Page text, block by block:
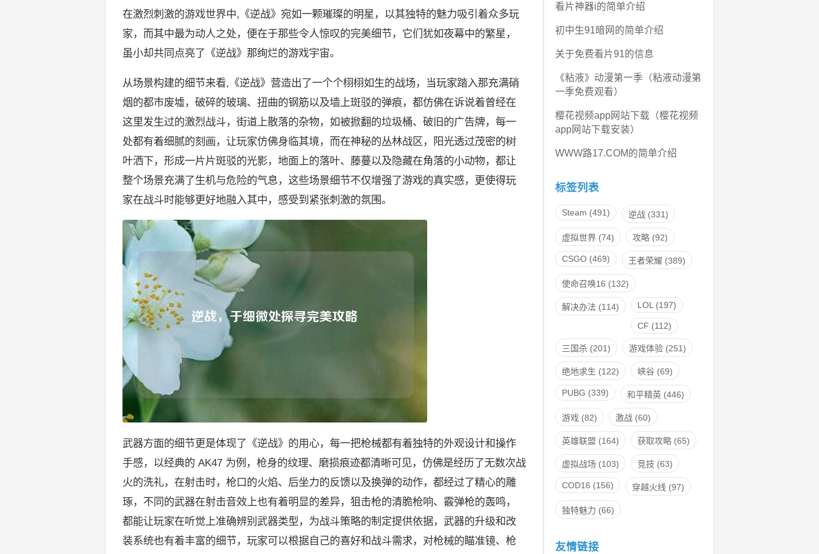
在激烈刺激的游戏世界中,《逆战》宛如一颗璀璨的明星，以其独特的魅力吸引着众多玩
家，而其中最为动人之处，便在于那些令人惊叹的完美细节，它们犹如夜幕中的繁星，
虽小却共同点亮了《逆战》那绚烂的游戏宇宙。
从场景构建的细节来看,《逆战》营造出了一个个栩栩如生的战场，当玩家踏入那充满硝
烟的都市废墟，破碎的玻璃、扭曲的钢筋以及墙上斑驳的弹痕，都仿佛在诉说着曾经在
这里发生过的激烈战斗，街道上散落的杂物，如被掀翻的垃圾桶、破旧的广告牌，每一
处都有着细腻的刻画，让玩家仿佛身临其境，而在神秘的丛林战区，阳光透过茂密的树
叶洒下，形成一片片斑驳的光影，地面上的落叶、藤蔓以及隐藏在角落的小动物，都让
整个场景充满了生机与危险的气息，这些场景细节不仅增强了游戏的真实感，更使得玩
家在战斗时能够更好地融入其中，感受到紧张刺激的氛围。
武器方面的细节更是体现了《逆战》的用心，每一把枪械都有着独特的外观设计和操作
手感，以经典的 AK47 为例，枪身的纹理、磨损痕迹都清晰可见，仿佛是经历了无数次战
火的洗礼，在射击时，枪口的火焰、后坐力的反馈以及换弹的动作，都经过了精心的雕
琢，不同的武器在射击音效上也有着明显的差异，狙击枪的清脆枪响、霰弹枪的轰鸣，
都能让玩家在听觉上准确辨别武器类型，为战斗策略的制定提供依据，武器的升级和改
装系统也有着丰富的细节，玩家可以根据自己的喜好和战斗需求，对枪械的瞄准镜、枪
看片神器i的简单介绍
初中生91暗网的简单介绍
关于免费看片91的信息
《粘液》动漫第一季（粘液动漫第
一季免费观看）
樱花视频app网站下载（樱花视频
app网站下载安装）
WWW路17.COM的简单介绍
标签列表
Steam (491) 逆战 (331)
虚拟世界 (74) 攻略 (92)
CSGO (469) 王者荣耀 (389)
使命召唤16 (132)
解决办法 (114) LOL (197)
CF (112)
三国杀 (201) 游戏体验 (251)
绝地求生 (122) 峡谷 (69)
PUBG (339) 和平精英 (446)
游戏 (82) 激战 (60)
英雄联盟 (164) 获取攻略 (65)
虚拟战场 (103) 竞技 (63)
COD16 (156) 穿越火线 (97)
独特魅力 (66)
友情链接